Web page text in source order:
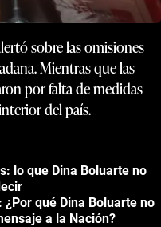
sobre las omisiones
Mientras que las
por falta de medidas
del país.
lo que Dina Boluarte no
¿Por qué Dina Boluarte no
a la Nación?